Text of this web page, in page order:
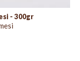
- 300gr